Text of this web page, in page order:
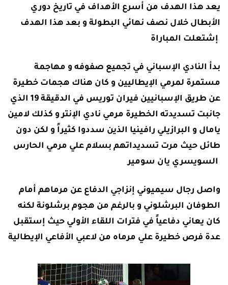
يعد هذا الهدف من أسرع الأهداف في تاريخ دوري
الأبطال خلال نصف نهائي البطولة و بعد هذا الهدف
إشتعلت المباراة
بدأ النادي الإسباني في تجميع صفوفه و مهاجمة
مستمرة لمرمي الإيطاليين و كان هناك هجمات خطيرة
عن طريق الإسبانيين فيران توريس في الدقيقة 19 الذي
جانبت تسديدته الخطيرة مرمي نادي الإنتر و كذلك لامين
يامال و البرازيلي رافينيا الذين سددوا كثيراً و لكن دون
طائل حيث مرت تسديداتهم بسلام علي مرمي الحارس
السويسري يان سومير
واصل رجال سيميوني إنزاجي الدفاع عن مرماهم أمام
الطوفان البرشلوني و بالرغم من هجوم برشلونة لكنه
كان يعاني دفاعياً في فترات اللقاء الأولي حيث إستقبل
عدة فرص خطيرة علي مرماه من لاعبي الأفاعي الإيطالية